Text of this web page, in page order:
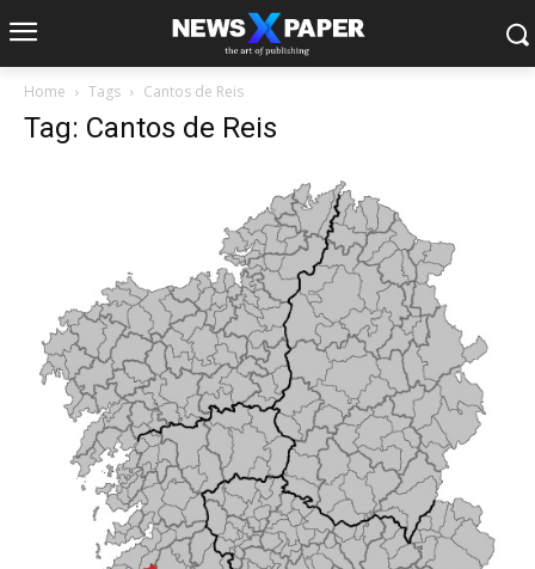
Home Tags Cantos de Reis
Tag: Cantos de Reis